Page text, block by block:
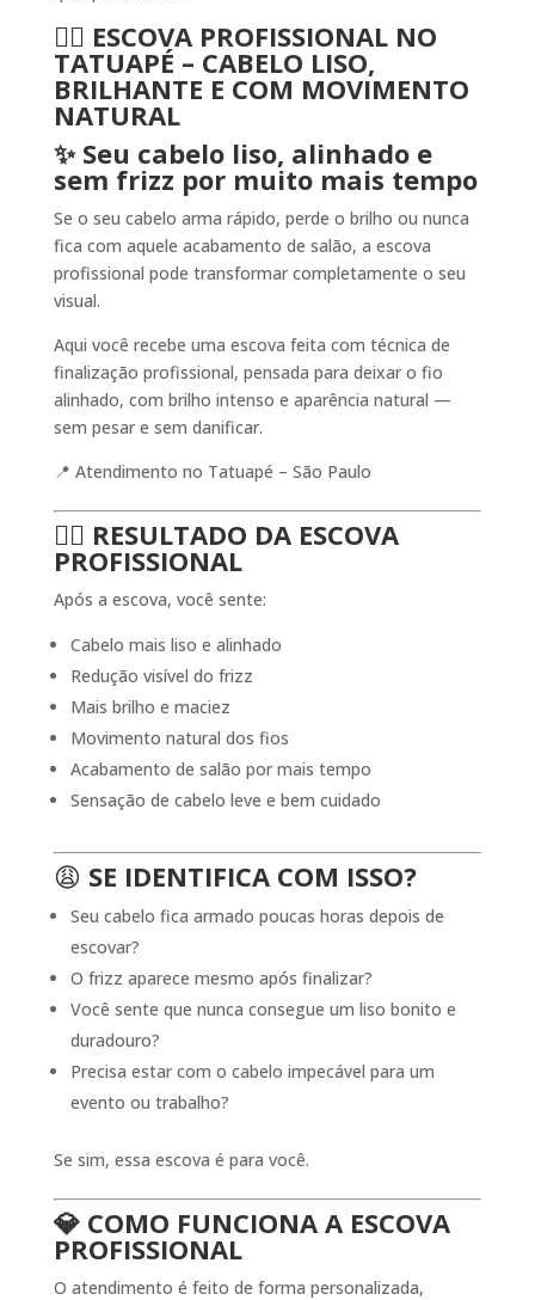
💇‍♀️ ESCOVA PROFISSIONAL NO
TATUAPÉ – CABELO LISO,
BRILHANTE E COM MOVIMENTO
NATURAL
✨ Seu cabelo liso, alinhado e
sem frizz por muito mais tempo
Se o seu cabelo arma rápido, perde o brilho ou nunca
fica com aquele acabamento de salão, a escova
profissional pode transformar completamente o seu
visual.
Aqui você recebe uma escova feita com técnica de
finalização profissional, pensada para deixar o fio
alinhado, com brilho intenso e aparência natural —
sem pesar e sem danificar.
📍 Atendimento no Tatuapé – São Paulo
💁‍♀️ RESULTADO DA ESCOVA
PROFISSIONAL
Após a escova, você sente:
Cabelo mais liso e alinhado
Redução visível do frizz
Mais brilho e maciez
Movimento natural dos fios
Acabamento de salão por mais tempo
Sensação de cabelo leve e bem cuidado
😩 SE IDENTIFICA COM ISSO?
Seu cabelo fica armado poucas horas depois de
escovar?
O frizz aparece mesmo após finalizar?
Você sente que nunca consegue um liso bonito e
duradouro?
Precisa estar com o cabelo impecável para um
evento ou trabalho?
Se sim, essa escova é para você.
💎 COMO FUNCIONA A ESCOVA
PROFISSIONAL
O atendimento é feito de forma personalizada,